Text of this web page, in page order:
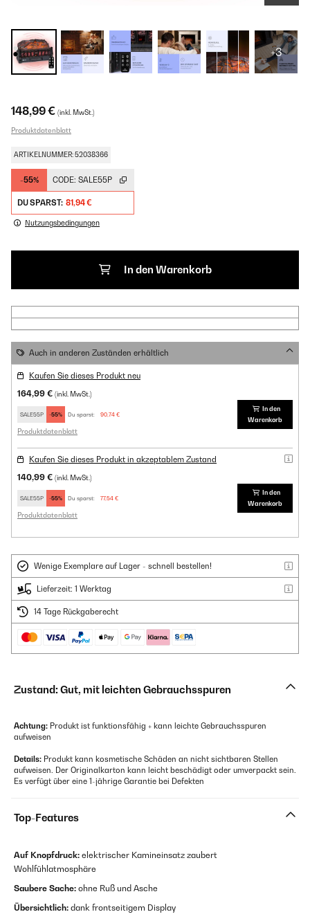
+3
148,99 € (inkl. MwSt.)
Produktdatenblatt
ARTIKELNUMMER: 52038366
-55% CODE: SALE55P
DU SPARST: 81,94 €
Nutzungsbedingungen
In den Warenkorb
Auch in anderen Zuständen erhältlich
Kaufen Sie dieses Produkt neu
164,99 € (inkl. MwSt.)
SALE55P -55% Du sparst: 90,74 €
Produktdatenblatt
In den
Warenkorb
Kaufen Sie dieses Produkt in akzeptablem Zustand
140,99 € (inkl. MwSt.)
SALE55P -55% Du sparst: 77,54 €
Produktdatenblatt
In den
Warenkorb
Wenige Exemplare auf Lager - schnell bestellen!
Lieferzeit: 1 Werktag
14 Tage Rückgaberecht
Zustand: Gut, mit leichten Gebrauchsspuren
Achtung: Produkt ist funktionsfähig + kann leichte Gebrauchsspuren
aufweisen
Details: Produkt kann kosmetische Schäden an nicht sichtbaren Stellen
aufweisen. Der Originalkarton kann leicht beschädigt oder umverpackt sein.
Es verfügt über eine 1-jährige Garantie bei Defekten
Top-Features
Auf Knopfdruck: elektrischer Kamineinsatz zaubert
Wohlfühlatmosphäre
Saubere Sache: ohne Ruß und Asche
Übersichtlich: dank frontseitigem Display